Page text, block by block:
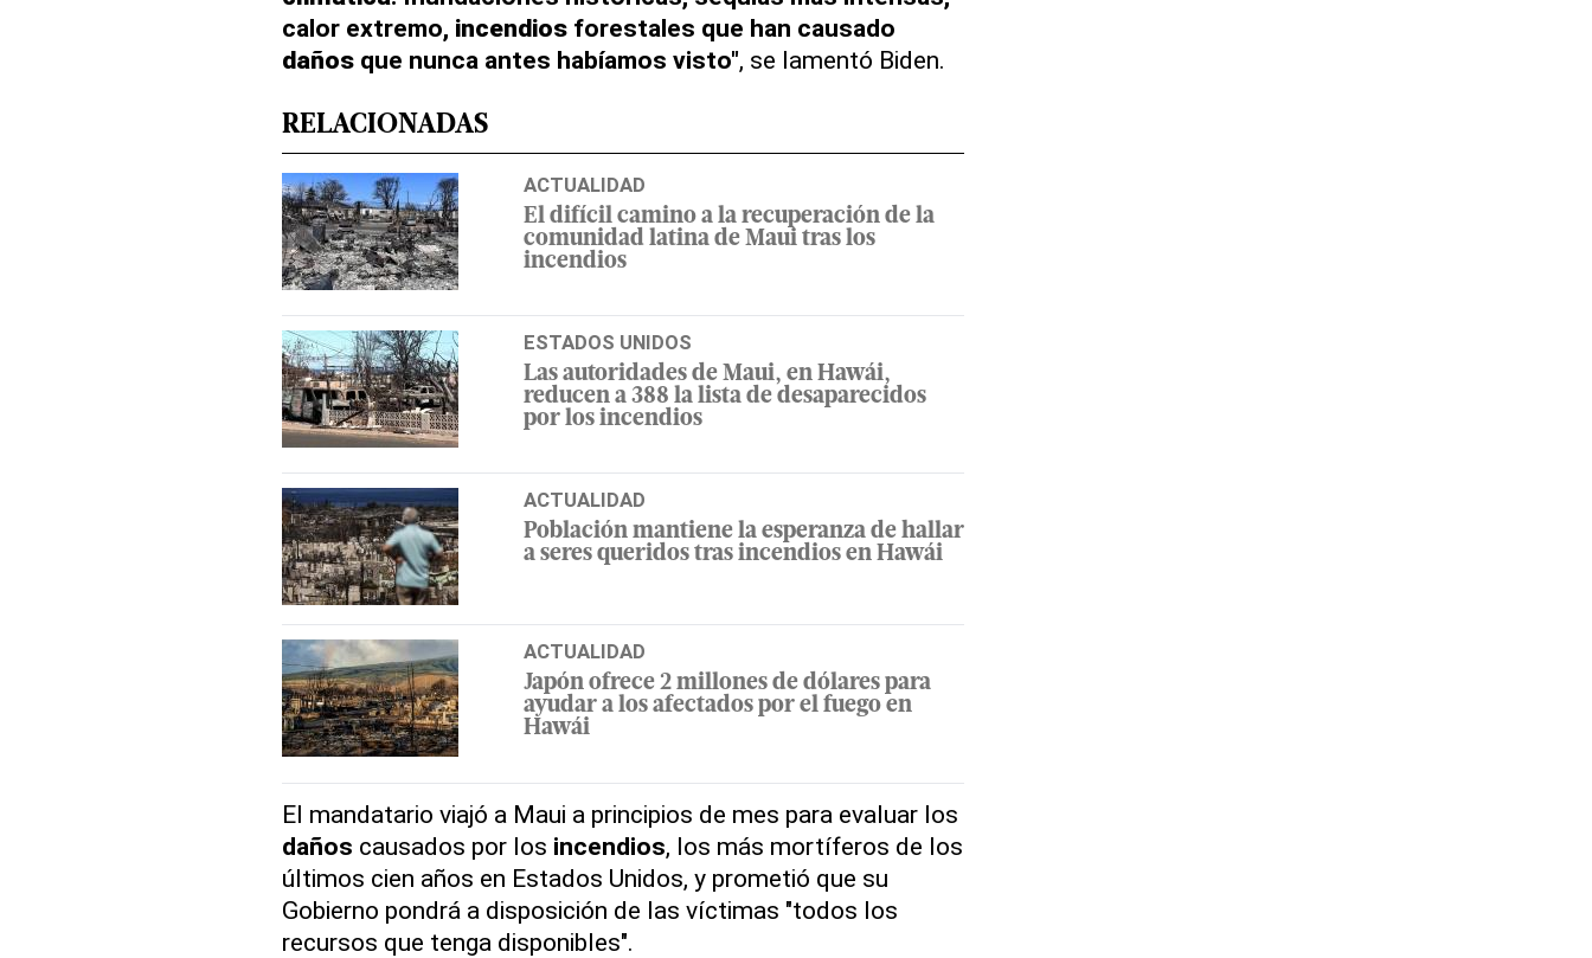
calor extremo, incendiosforestales que han causado
dañosque nunca antes habíamos visto", se lamentó Biden.
RELACIONADAS
ACTUALIDAD
El difícil camino a la recuperación de la
comunidad latina de Maui tras los
incendios
ESTADOS UNIDOS
Las autoridades de Maui, en Hawái,
reducen a 388 la lista de desaparecidos
por los incendios
ACTUALIDAD
Población mantiene la esperanza de hallar
a seres queridos tras incendios en Hawái
ACTUALIDAD
Japón ofrece 2 millones de dólares para
ayudar a los afectados por el fuego en
Hawái
El mandatario viajó a Maui a principios de mes para evaluar los
daños causados por los incendios, los más mortíferos de los
últimos cien años en Estados Unidos, y prometió que su
Gobierno pondrá a disposición de las víctimas "todos los
recursos que tenga disponibles".